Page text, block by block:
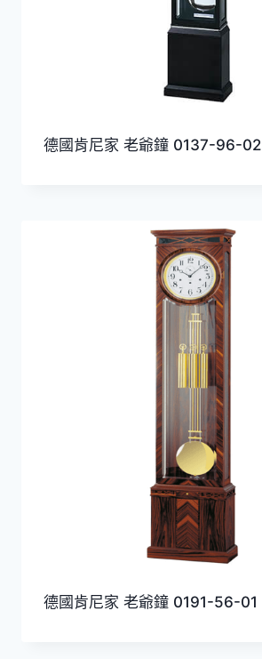
德國肯尼家 老爺鐘 0137-96-02
德國肯尼家 老爺鐘 0191-56-01